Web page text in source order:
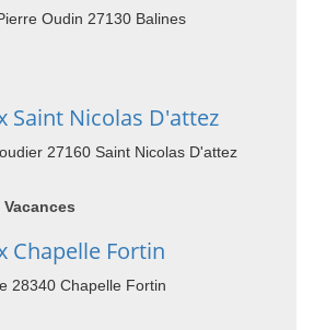
Oudin 27130 Balines
Saint Nicolas D'attez
27160 Saint Nicolas D'attez
Chapelle Fortin
28340 Chapelle Fortin